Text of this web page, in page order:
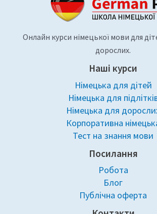
Онлайн курси німецької мови для
дорослих.
Наші курси
Німецька для дітей
Німецька для
Німецька для
Корпоративна
Тест на знання мови
Посилання
Робота
Блог
Публічна оферта